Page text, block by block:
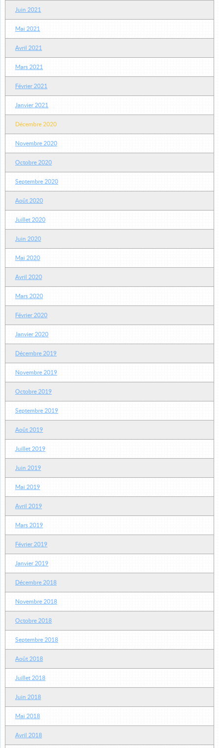
Juin 2021
Mai 2021
Avril 2021
Mars 2021
Février 2021
Janvier 2021
Décembre 2020
Novembre 2020
Octobre 2020
Septembre 2020
Août 2020
Juillet 2020
Juin 2020
Mai 2020
Avril 2020
Mars 2020
Février 2020
Janvier 2020
Décembre 2019
Novembre 2019
Octobre 2019
Septembre 2019
Août 2019
Juillet 2019
Juin 2019
Mai 2019
Avril 2019
Mars 2019
Février 2019
Janvier 2019
Décembre 2018
Novembre 2018
Octobre 2018
Septembre 2018
Août 2018
Juillet 2018
Juin 2018
Mai 2018
Avril 2018